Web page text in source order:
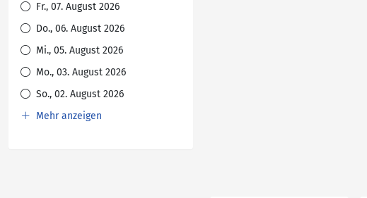
Fr., 07. August 2026
Do., 06. August 2026
Mi., 05. August 2026
Mo., 03. August 2026
So., 02. August 2026
Mehr anzeigen